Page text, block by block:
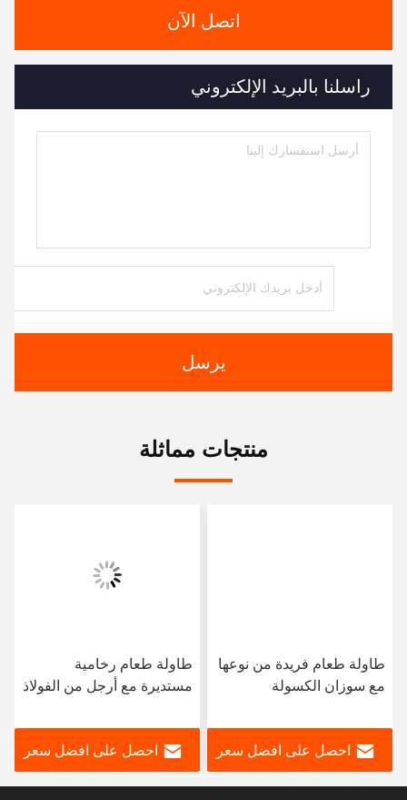
جهات الاتصال
هاتف:86-139-2328-6097
اتصل الآن
Luxury Modern Marble Dining Table
منتجات مماثلة